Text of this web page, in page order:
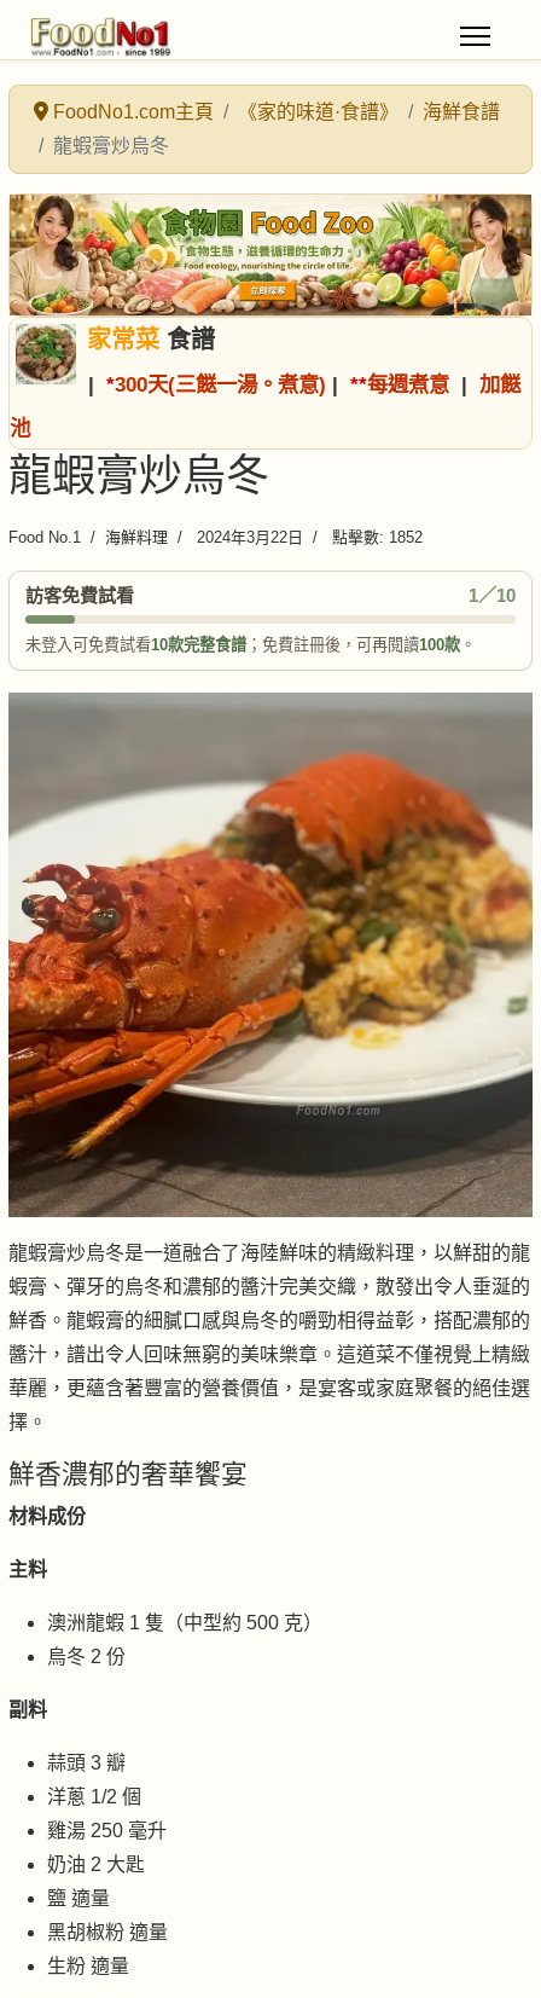
FoodNo1.com主頁 《家的味道·食譜》
海鮮食譜
龍蝦膏炒烏冬
家常菜食譜
| *300天(三餸一湯。煮意) | **每週煮意 | 加餸
池
龍蝦膏炒烏冬
Food No.1 海鮮料理 2024年3月22日 點擊數: 1852
訪客免費試看 1／10
未登入可免費試看10款完整食譜 ；免費註冊後，可再閱讀100款 。
龍蝦膏炒烏冬是一道融合了海陸鮮味的精緻料理，以鮮甜的龍
蝦膏、彈牙的烏冬和濃郁的醬汁完美交織，散發出令人垂涎的
鮮香。龍蝦膏的細膩口感與烏冬的嚼勁相得益彰，搭配濃郁的
醬汁，譜出令人回味無窮的美味樂章。這道菜不僅視覺上精緻
華麗，更蘊含著豐富的營養價值，是宴客或家庭聚餐的絕佳選
擇。
鮮香濃郁的奢華饗宴
材料成份
主料
澳洲龍蝦 1 隻（中型約 500 克）
烏冬 2 份
副料
蒜頭 3 瓣
洋蔥 1/2 個
雞湯 250 毫升
奶油 2 大匙
鹽 適量
黑胡椒粉 適量
生粉 適量